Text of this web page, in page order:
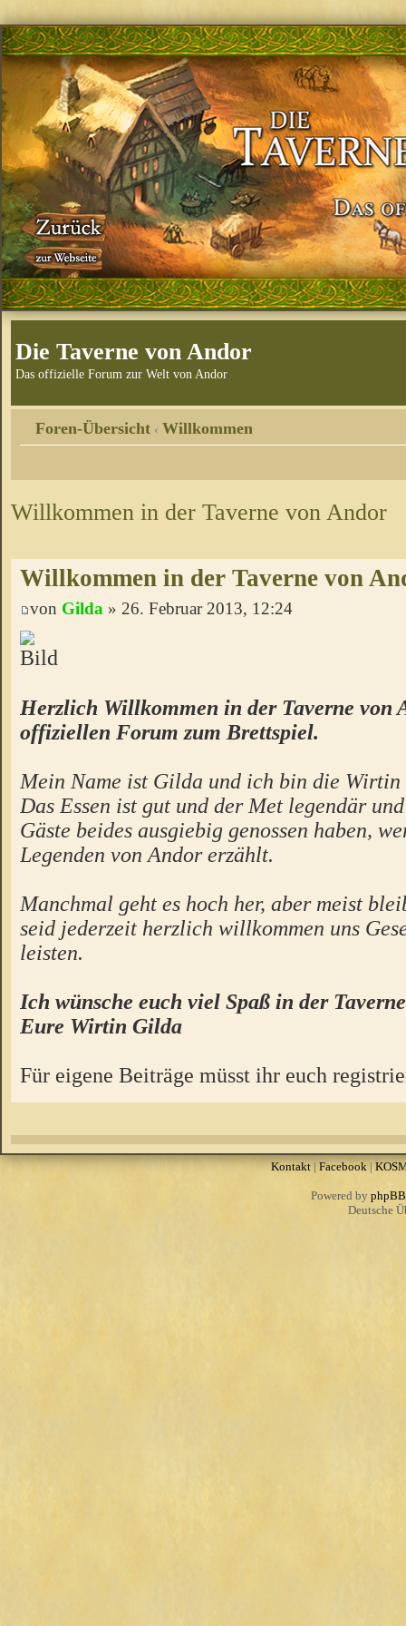
Die Taverne von Andor
Das offizielle Forum zur Welt von Andor
Foren-Übersicht ‹ Willkommen
Willkommen in der Taverne von Andor
Willkommen in der Taverne von
von Gilda » 26. Februar 2013, 12:24
Herzlich Willkommen in der Taverne von
offiziellen Forum zum Brettspiel.
Mein Name ist Gilda und ich bin die Wirtin
Das Essen ist gut und der Met legendär
Gäste beides ausgiebig genossen haben,
Legenden von Andor erzählt.
Manchmal geht es hoch her, aber meist
seid jederzeit herzlich willkommen uns
leisten.
Ich wünsche euch viel Spaß in der
Eure Wirtin Gilda
Für eigene Beiträge müsst ihr euch
Kontakt|Facebook |
Powered by phpBB
Deutsche